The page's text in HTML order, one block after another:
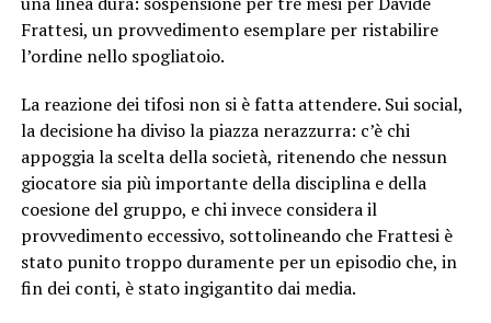
Frattesi, un provvedimento esemplare per ristabilire
l’ordine nello spogliatoio.
La reazione dei tifosi non si è fatta attendere. Sui social,
la decisione ha diviso la piazza nerazzurra: c’è chi
appoggia la scelta della società, ritenendo che nessun
giocatore sia più importante della disciplina e della
coesione del gruppo, e chi invece considera il
provvedimento eccessivo, sottolineando che Frattesi è
stato punito troppo duramente per un episodio che, in
fin dei conti, è stato ingigantito dai media.